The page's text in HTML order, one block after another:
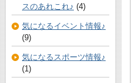
スのあれこれ♪ (4)
気になるイベント情報♪
(9)
気になるスポーツ情報♪
(1)